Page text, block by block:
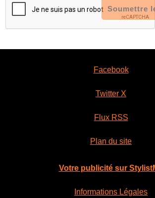
Soumettre
Facebook
Twitter X
Flux RSS
Plan du site
Votre publicité sur
Informations Légales